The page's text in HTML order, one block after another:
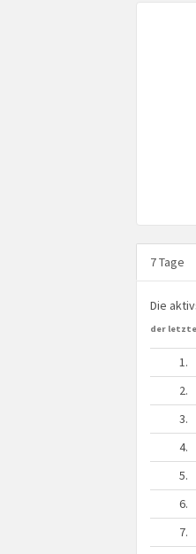
7 Tage
Die
der
1.
2.
3.
4.
5.
6.
7.